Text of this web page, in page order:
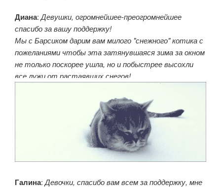
Диана: Девушки, огромнейшее-преогромнейшее
спасибо за вашу поддержку!
Мы с Барсиком дарим вам милого "снежного" котика с
пожеланиями чтобы эта затянувшаяся зима за окном
не только поскорее ушла, но и побыстрее высохли
все лужи от растаявших снегов!
Галина: Девочки, спасибо вам всем за поддержку, мне